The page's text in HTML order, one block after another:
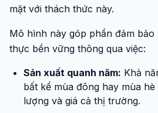
mặt với thách thức này.
Mô hình này góp phần đảm
thực bền vững thông qua việc:
Sản xuất quanh năm: Khả
bất kể mùa đông hay mùa
lượng và giá cả thị trường.